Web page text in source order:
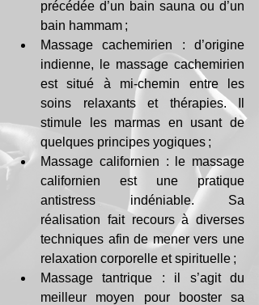
précédée d’un bain sauna ou d’un
bain hammam ;
Massage cachemirien : d’origine
indienne, le massage cachemirien
est situé à mi-chemin entre les
soins relaxants et thérapies. Il
stimule les marmas en usant de
quelques principes yogiques ;
Massage californien : le massage
californien est une pratique
antistress indéniable. Sa
réalisation fait recours à diverses
techniques afin de mener vers une
relaxation corporelle et spirituelle ;
Massage tantrique : il s’agit du
meilleur moyen pour booster sa